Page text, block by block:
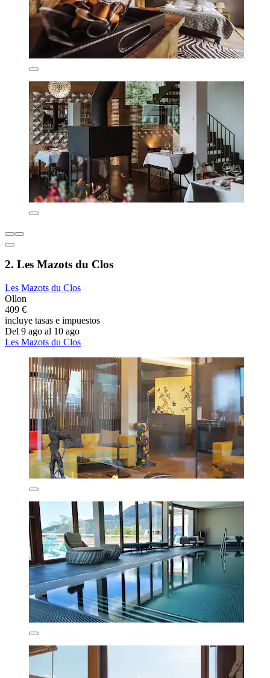
2. Les Mazots du Clos
Les Mazots du Clos
Ollon
409 €
incluye tasas e impuestos
Del 9 ago al 10 ago
Les Mazots du Clos